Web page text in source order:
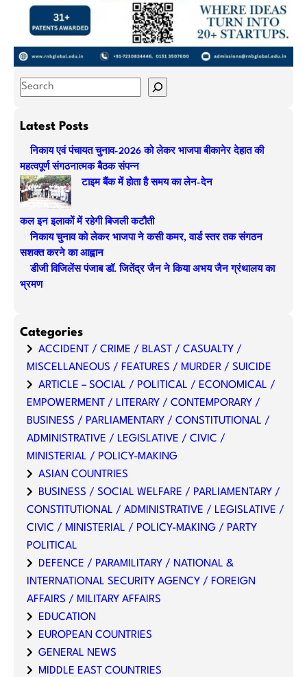
S
a
h
Latest Posts
निकाय एवं पंचायत चुनाव-2026 को लेकर भाजपा बीकानेर देहात की
महत्वपूर्ण संगठनात्मक बैठक संपन्न
टाइम बैंक में होता है समय का लेन-देन
कल इन इलाकों में रहेगी बिजली कटौती
निकाय चुनाव को लेकर भाजपा ने कसी कमर, वार्ड स्तर तक संगठन
सशक्त करने का आह्वान
डीजी विजिलेंस पंजाब डॉ. जितेंद्र जैन ने किया अभय जैन ग्रंथालय का
भ्रमण
Categories
ACCIDENT / CRIME / BLAST / CASUALTY /
MISCELLANEOUS / FEATURES / MURDER / SUICIDE
ARTICLE – SOCIAL / POLITICAL / ECONOMICAL /
EMPOWERMENT / LITERARY / CONTEMPORARY /
BUSINESS / PARLIAMENTARY / CONSTITUTIONAL /
ADMINISTRATIVE / LEGISLATIVE / CIVIC /
MINISTERIAL / POLICY-MAKING
ASIAN COUNTRIES
BUSINESS / SOCIAL WELFARE / PARLIAMENTARY /
CONSTITUTIONAL / ADMINISTRATIVE / LEGISLATIVE /
CIVIC / MINISTERIAL / POLICY-MAKING / PARTY
POLITICAL
DEFENCE / PARAMILITARY / NATIONAL &
INTERNATIONAL SECURITY AGENCY / FOREIGN
AFFAIRS / MILITARY AFFAIRS
EDUCATION
EUROPEAN COUNTRIES
GENERAL NEWS
MIDDLE EAST COUNTRIES